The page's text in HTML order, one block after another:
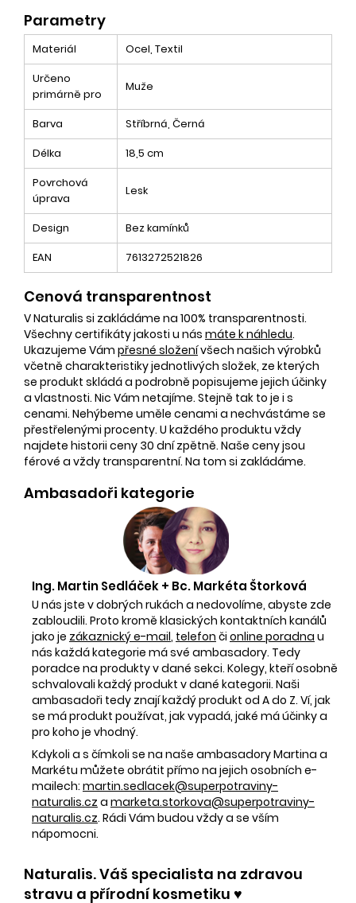
Parametry
Materiál
Ocel, Textil
Určeno
primárně pro
Muže
Barva
Stříbrná, Černá
Délka
18,5 cm
Povrchová
úprava
Lesk
Design
Bez kamínků
EAN
7613272521826
Cenová transparentnost
V Naturalis si zakládáme na 100% transparentnosti.
Všechny certifikáty jakosti u nás máte k náhledu.
Ukazujeme Vám přesné složenívšech našich výrobků
včetně charakteristiky jednotlivých složek, ze kterých
se produkt skládá a podrobně popisujeme jejich účinky
a vlastnosti. Nic Vám netajíme. Stejně tak to je i s
cenami. Nehýbeme uměle cenami a nechvástáme se
přestřelenými procenty. U každého produktu vždy
najdete historii ceny 30 dní zpětně. Naše ceny jsou
férové a vždy transparentní. Na tom si zakládáme.
Ambasadoři kategorie
Ing. Martin Sedláček + Bc. Markéta Štorková
U nás jste v dobrých rukách a nedovolíme, abyste zde
zabloudili. Proto kromě klasických kontaktních kanálů
jako je zákaznický e-mail, telefon či online poradna u
nás každá kategorie má své ambasadory. Tedy
poradce na produkty v dané sekci. Kolegy, kteří osobně
schvalovali každý produkt v dané kategorii. Naši
ambasadoři tedy znají každý produkt od A do Z. Ví, jak
se má produkt používat, jak vypadá, jaké má účinky a
pro koho je vhodný.
Kdykoli a s čímkoli se na naše ambasadory Martina a
Markétu můžete obrátit přímo na jejich osobních e-
mailech: martin.sedlacek@superpotraviny-
naturalis.cz a marketa.storkova@superpotraviny-
naturalis.cz. Rádi Vám budou vždy a se vším
nápomocni.
Naturalis. Váš specialista na zdravou
stravu a přírodní kosmetiku ♥️